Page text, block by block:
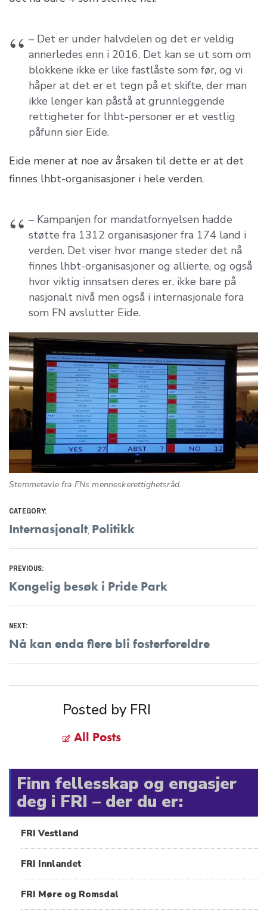
– Det er under halvdelen og det er veldig
annerledes enn i 2016. Det kan se ut som om
blokkene ikke er like fastlåste som før, og vi
håper at det er et tegn på et skifte, der man
ikke lenger kan påstå at grunnleggende
rettigheter for lhbt-personer er et vestlig
påfunn sier Eide.
Eide mener at noe av årsaken til dette er at det
finnes lhbt-organisasjoner i hele verden.
– Kampanjen for mandatfornyelsen hadde
støtte fra 1312 organisasjoner fra 174 land i
verden. Det viser hvor mange steder det nå
finnes lhbt-organisasjoner og allierte, og også
hvor viktig innsatsen deres er, ikke bare på
nasjonalt nivå men også i internasjonale fora
som FN avslutter Eide.
Stemmetavle fra FNs menneskerettighetsråd.
CATEGORY:
Internasjonalt, Politikk
Innleggsnavigasjon
PREVIOUS:
Previous
post:
Kongelig besøk i Pride Park
NEXT:
Next
post:
Nå kan enda flere bli fosterforeldre
Posted by FRI
All Posts
Finn fellesskap og engasjer
deg i FRI – der du er:
FRI Vestland
FRI Innlandet
FRI Møre og Romsdal